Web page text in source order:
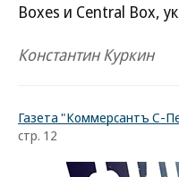
Boxes и Central Box,
Константин Куркин
Газета "Коммерсантъ С-
стр. 12